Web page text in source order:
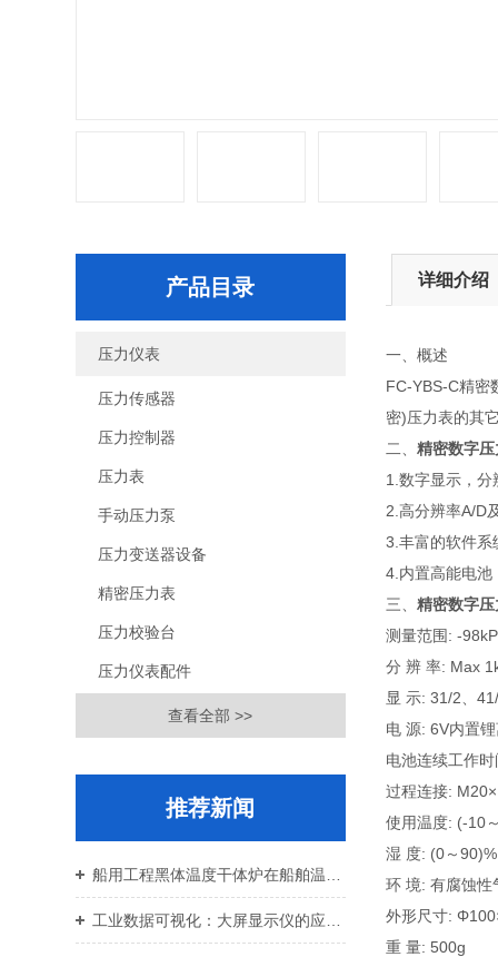
产品目录
压力仪表
压力传感器
压力控制器
压力表
手动压力泵
压力变送器设备
精密压力表
压力校验台
压力仪表配件
查看全部 >>
推荐新闻
详细介绍
一、概述
FC-YBS-C精密
密)压力表的其
二、 精密数字
1.数字显示，分
2.高分辨率A/D
3.丰富的软件系
4.内置高能电池
三、 精密数字
测量范围: -
分 辨 率: Max
显 示: 31/2、
电 源: 6V内置
电池连续工作
过程连接:
使用温度: (-10
湿 度: (0～
环 境: 有腐蚀性
外形尺寸:
重 量: 500g